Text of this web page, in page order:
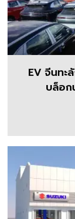
EV จีนทะ
บล็อก